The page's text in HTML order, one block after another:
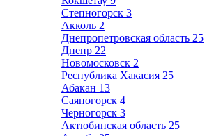
Степногорск 3
Акколь 2
Днепропетровская область 25
Днепр 22
Новомосковск 2
Республика Хакасия 25
Абакан 13
Саяногорск 4
Черногорск 3
Актюбинская область 25